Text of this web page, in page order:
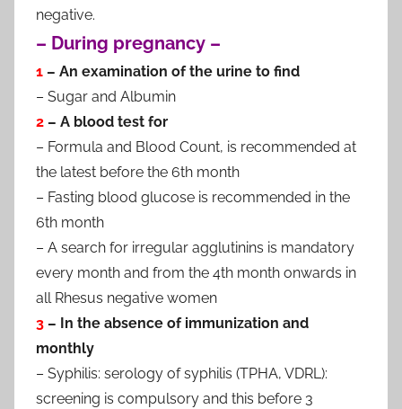
negative.
– During pregnancy –
1 – An examination of the urine to find
– Sugar and Albumin
2 – A blood test for
– Formula and Blood Count, is recommended at
the latest before the 6th month
– Fasting blood glucose is recommended in the
6th month
– A search for irregular agglutinins is mandatory
every month and from the 4th month onwards in
all Rhesus negative women
3 – In the absence of immunization and
monthly
– Syphilis: serology of syphilis (TPHA, VDRL):
screening is compulsory and this before 3